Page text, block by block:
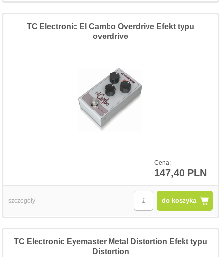
Cena:
147,40 PLN
TC Electronic El Cambo Overdrive Efekt typu
overdrive
do koszyka
szczegóły
TC Electronic Eyemaster Metal Distortion Efekt typu
Distortion